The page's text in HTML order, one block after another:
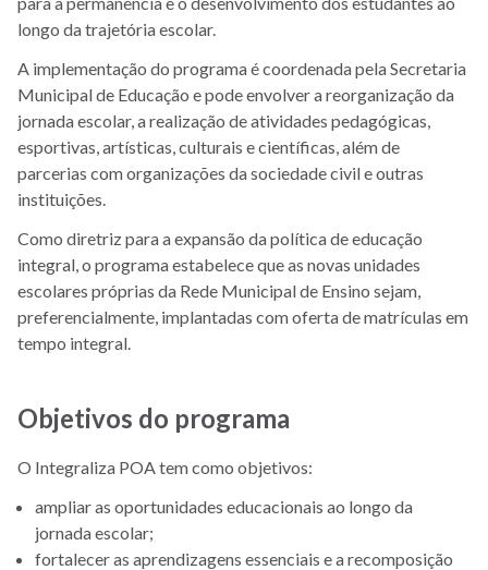
longo da trajetória escolar.
A implementação do programa é coordenada pela Secretaria
Municipal de Educação e pode envolver a reorganização da
jornada escolar, a realização de atividades pedagógicas,
esportivas, artísticas, culturais e científicas, além de
parcerias com organizações da sociedade civil e outras
instituições.
Como diretriz para a expansão da política de educação
integral, o programa estabelece que as novas unidades
escolares próprias da Rede Municipal de Ensino sejam,
preferencialmente, implantadas com oferta de matrículas em
tempo integral.
Objetivos do programa
O Integraliza POA tem como objetivos:
ampliar as oportunidades educacionais ao longo da
jornada escolar;
fortalecer as aprendizagens essenciais e a recomposição